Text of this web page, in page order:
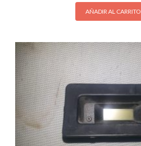
AÑADIR AL CARRITO